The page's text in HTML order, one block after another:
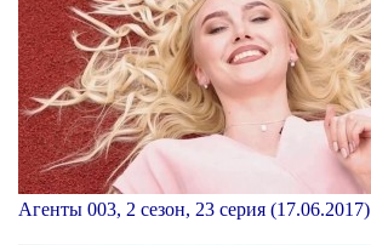
Агенты 003, 2 сезон, 23 серия (17.06.2017)